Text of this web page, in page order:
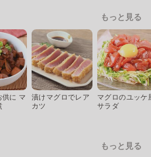
もっと見る
供に マ
漬けマグロでレア
カツ
マグロのユッケ
サラダ
もっと見る